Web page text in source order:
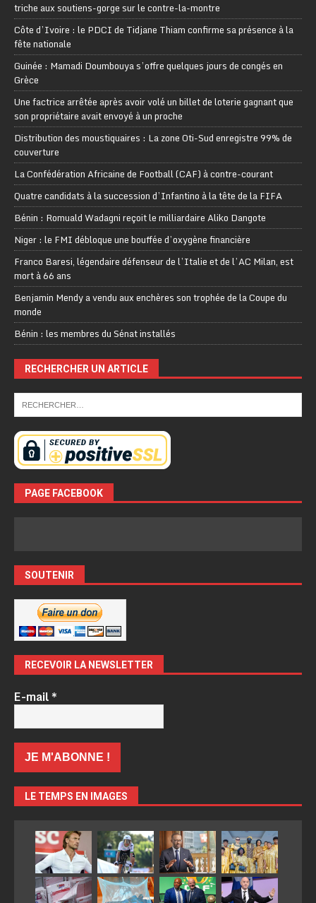
triche aux soutiens-gorge sur le contre-la-montre
Côte d’Ivoire : le PDCI de Tidjane Thiam confirme sa présence à la
fête nationale
Guinée : Mamadi Doumbouya s’offre quelques jours de congés en
Grèce
Une factrice arrêtée après avoir volé un billet de loterie gagnant que
son propriétaire avait envoyé à un proche
Distribution des moustiquaires : La zone Oti-Sud enregistre 99% de
couverture
La Confédération Africaine de Football (CAF) à contre-courant
Quatre candidats à la succession d’Infantino à la tête de la FIFA
Bénin : Romuald Wadagni reçoit le milliardaire Aliko Dangote
Niger : le FMI débloque une bouffée d’oxygène financière
Franco Baresi, légendaire défenseur de l’Italie et de l’AC Milan, est
mort à 66 ans
Benjamin Mendy a vendu aux enchères son trophée de la Coupe du
monde
Bénin : les membres du Sénat installés
RECHERCHER UN ARTICLE
PAGE FACEBOOK
SOUTENIR
RECEVOIR LA NEWSLETTER
E-mail*
LE TEMPS EN IMAGES